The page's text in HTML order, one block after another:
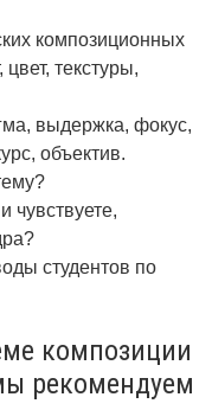
композиционных
текстуры,
выдержка, фокус,
объектив.
чувствуете,
студентов по
композиции
рекомендуем